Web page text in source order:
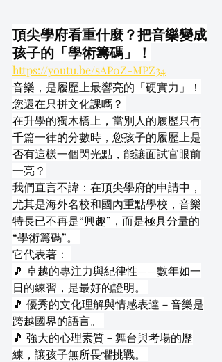
頂尖學府看重什麼？把音樂變成
孩子的「學術籌碼」！
https://youtu.be/sAP0Z-MPZ34
音樂，是履歷上最響亮的「硬實力」！
您還在只拼文化課嗎？
在升學的獨木橋上，當別人的履歷只有
千篇一律的分數時，您孩子的履歷上是
否有這樣一個閃光點，能讓面試官眼前
一亮？
我們直言不諱：在頂尖學府的申請中，
尤其是海外名校和國內重點學校，音樂
特長已不再是“興趣”，而是極具分量的
“學術籌碼”。
它代表著：
🎵 卓越的專注力與紀律性——數年如一
日的練習，是最好的證明。
🎵 優秀的文化理解與情感表達－音樂是
跨越國界的語言。
🎵 強大的心理素質－舞台與考場的歷
練，讓孩子無所畏懼挑戰。